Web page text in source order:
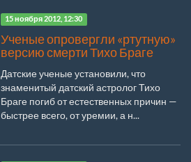
15 ноября 2012, 12:30
Ученые опровергли «ртутную»
версию смерти Тихо Браге
Датские ученые установили, что
знаменитый датский астролог Тихо
Браге погиб от естественных причин —
быстрее всего, от уремии, а н...